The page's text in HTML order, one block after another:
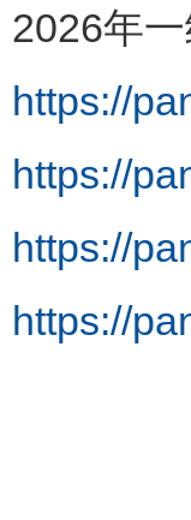
2026年
https://
https://
https://
https://